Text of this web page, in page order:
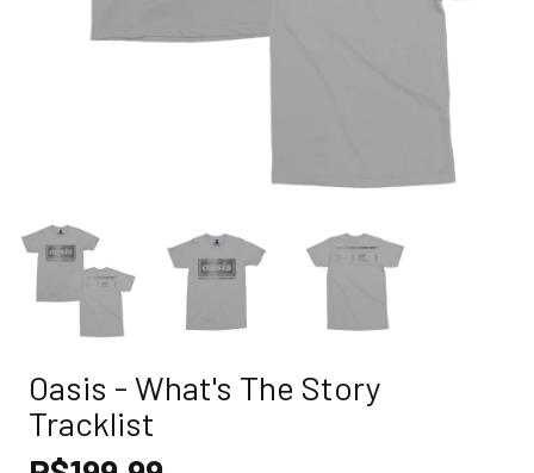
Oasis - What's The Story
Tracklist